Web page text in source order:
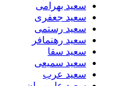
سعید بهرامی
سعید جعفری
سعید رستمی
سعید رهنمافر
سعید سقا
سعید سمیعی
سعید عرب